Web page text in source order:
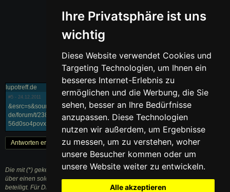
Ihre Privatsphäre ist uns
wichtig
Diese Website verwendet Cookies und
Targeting Technologien, um Ihnen ein
besseres Internet-Erlebnis zu
ermöglichen und die Werbung, die Sie
sehen, besser an Ihre Bedürfnisse
anzupassen. Diese Technologien
nutzen wir außerdem, um Ergebnisse
zu messen, um zu verstehen, woher
unsere Besucher kommen oder um
unsere Website weiter zu entwickeln.
Alle akzeptieren
lupotreff.de
#5 - 24.12.2011
&esrc=s&source=web&cd=2&sqi=2&ved=0cdkqfjab&url=http://www.lupotreff.
de/forum/t/23853&ei=xj1wupo_kctktaao0ococw&usg=afqjcnfczjbrgioeq9lckx
56d0so4povxg&cad=rja schläuche lupo
« Zurück 1 Weiter »
Antworten erstellen
Die mit (*) gekennzeichneten Links sind sogenannte Affiliate Links. Kommt
über einen solchen Link ein Einkauf zustande, werden wir mit einer Provision
beteiligt. Für Dich entstehen dabei keine Mehrkosten.